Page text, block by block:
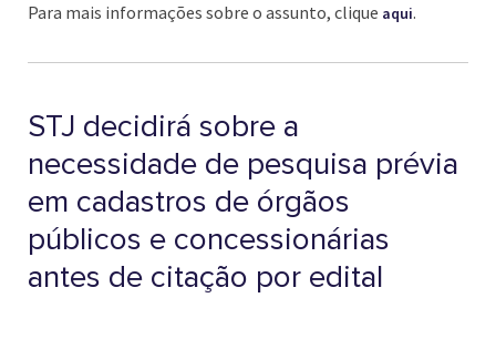
Para mais informações sobre o assunto, clique aqui.
STJ decidirá sobre a
necessidade de pesquisa prévia
em cadastros de órgãos
públicos e concessionárias
antes de citação por edital